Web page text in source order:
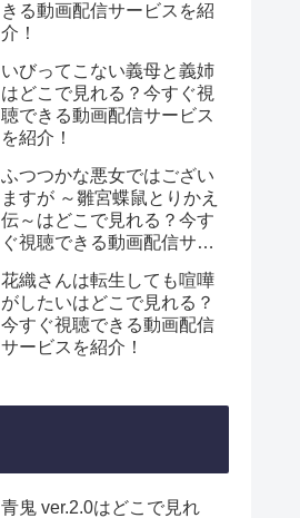
きる動画配信サービスを紹
介！
いびってこない義母と義姉
はどこで見れる？今すぐ視
聴できる動画配信サービス
を紹介！
ふつつかな悪女ではござい
ますが ～雛宮蝶鼠とりかえ
伝～はどこで見れる？今す
ぐ視聴できる動画配信サー
花織さんは転生しても喧嘩
がしたいはどこで見れる？
今すぐ視聴できる動画配信
サービスを紹介！
青鬼 ver.2.0はどこで見れ